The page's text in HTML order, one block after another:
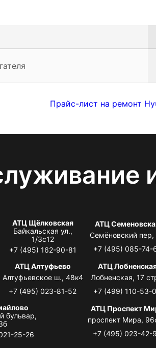
Прайс-лист на ремонт
АТЦ Щёлковская
Байкальская ул.,
1/3с12
+7 (495) 162-90-81
АТЦ
Семёновский пер,
+7 (495) 085-74-
АТЦ Алтуфьево
Алтуфьевское ш., 48к4
+7 (495) 023-81-52
АТЦ
Лобненская, 17
+7 (499) 110-53-
бульвар,
25-26
АТЦ Проспект
проспект Мира,
+7 (495) 023-42-